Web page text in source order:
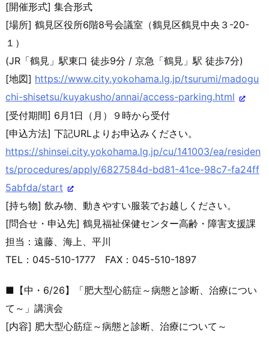
[開催形式] 集合形式
[場所] 鶴見区役所6階8号会議室（鶴見区鶴見中央３-20-
１）
(JR「鶴見」駅東口 徒歩9分 / 京急「鶴見」駅 徒歩7分)
[地図] https://www.city.yokohama.lg.jp/tsurumi/madogu
chi-shisetsu/kuyakusho/annai/access-parking.html
[受付期間] 6月1日（月）９時から受付
[申込方法] 下記URLよりお申込みください。
https://shinsei.city.yokohama.lg.jp/cu/141003/ea/residen
ts/procedures/apply/6827584d-bd81-41ce-98c7-fa24ff
5abfda/start
[持ち物] 飲み物、動きやすい服装でお越しください。
[問合せ・申込先] 鶴見福祉保健センター高齢・障害支援課
担当：遠藤、海上、平川
TEL：045-510-1777 FAX：045-510-1897
■【中・6/26】「肥大型心筋症～病態と診断、治療につい
て～ 」講演会
[内容] 肥大型心筋症～病態と診断、治療について～